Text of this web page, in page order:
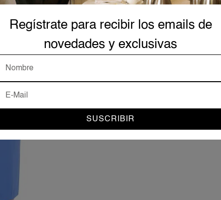
Regístrate para recibir los emails de
novedades y exclusivas
SUSCRIBIR